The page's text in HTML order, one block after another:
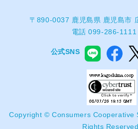
〒890-0037 鹿児島県 鹿児島市
電話 099-286-1111
公式SNS
Copyright © Consumers Cooperative
Rights Reserved.